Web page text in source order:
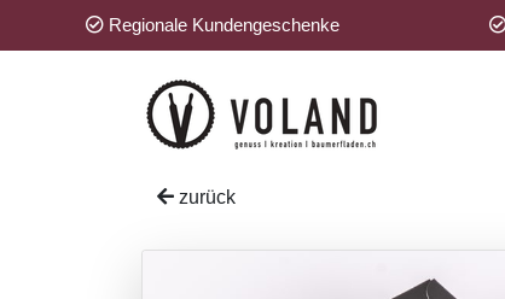
Regionale Kundengeschenke
zurück